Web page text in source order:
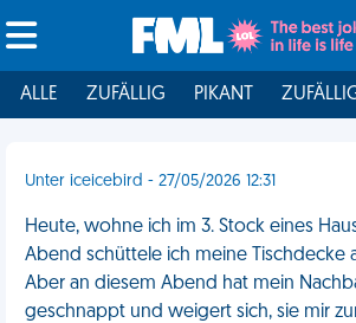
ALLE ZUFÄLLIG PIKANT
Unter iceicebird - 27/05/2026 12:31
Heute, wohne ich im 3. Stock eines
Abend schüttele ich meine Tischdecke
Aber an diesem Abend hat mein
geschnappt und weigert sich, sie mir